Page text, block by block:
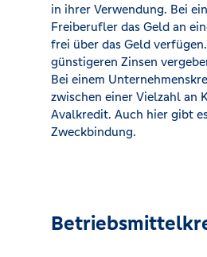
in ihrer Verwendung. Bei
Freiberufler das Geld an
frei über das Geld
günstigeren Zinsen
Bei einem
zwischen einer Vielzahl an
Avalkredit. Auch hier gibt
Zweckbindung.